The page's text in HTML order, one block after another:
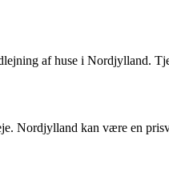
af huse i Nordjylland.
Nordjylland kan være en